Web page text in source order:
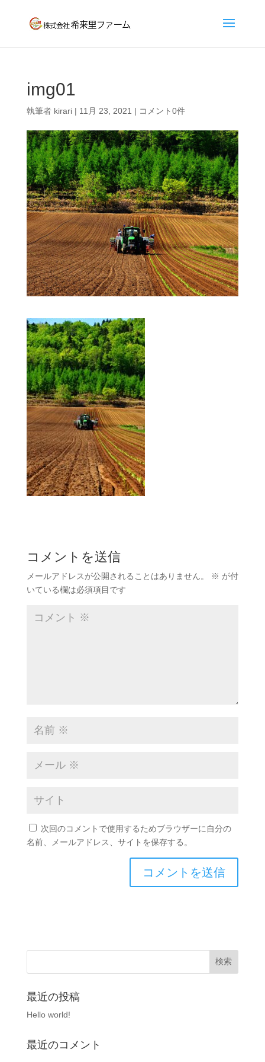
img01
執筆者 kirari| 11月 23, 2021 | コメント0件
コメントを送信
メールアドレスが公開されることはありません。 ※ が付
いている欄は必須項目です
次回のコメントで使用するためブラウザーに自分の
名前、メールアドレス、サイトを保存する。
最近の投稿
Hello world!
最近のコメント